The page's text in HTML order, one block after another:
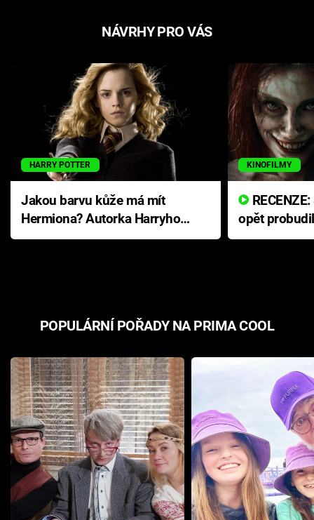
NÁVRHY PRO VÁS
HARRY POTTER
Jakou barvu kůže má mít
Hermiona? Autorka Harryho
Pottera přišla s ráznou
KINOFILMY
opět
přichází s
POPULÁRNÍ POŘADY NA PRIMA COOL